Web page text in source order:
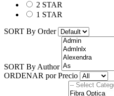
2 STAR
1 STAR
SORT By Order
SORT By Author
ORDENAR por Precio